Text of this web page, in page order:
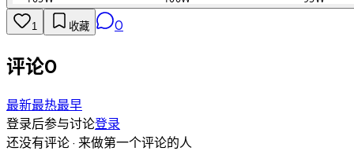
1 收藏 0
评论0
最新最热最早
登录后参与讨论登录
还没有评论 · 来做第一个评论的人